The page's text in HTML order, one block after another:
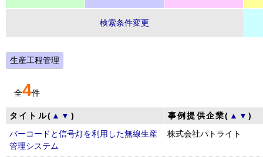
検索条件変更
生産工程管理
全4件
タイトル( ▲ ▼ ) 事例提供企業( ▲ ▼)
バーコードと信号灯を利用した無線生産
管理システム
株式会社パトライト